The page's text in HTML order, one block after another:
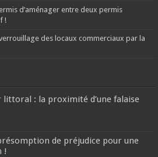
d’aménager entre deux permis
!
des locaux commerciaux par la
: la proximité d’une falaise
de préjudice pour une
!